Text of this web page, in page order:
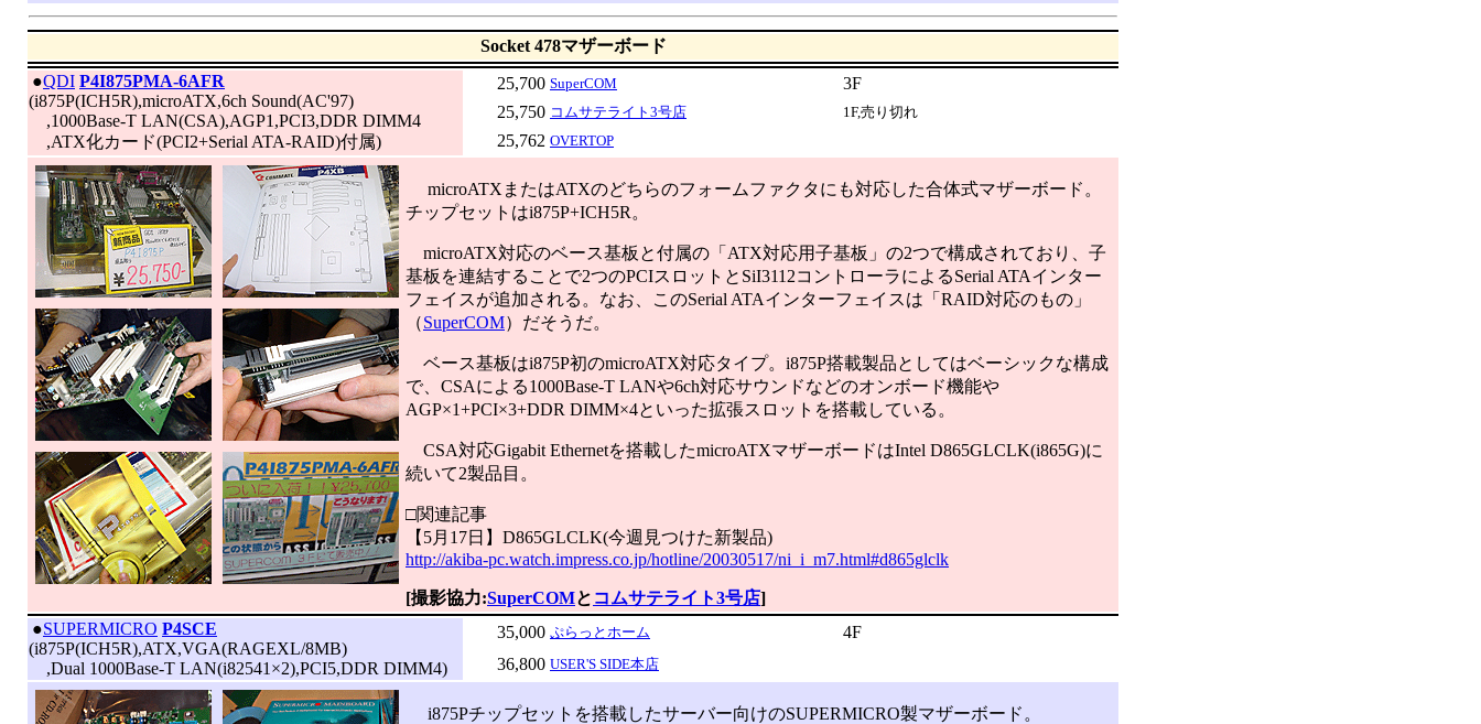
Socket 478マザーボード
●QDI P4I875PMA-6AFR
(i875P(ICH5R),microATX,6ch Sound(AC'97)
,1000Base-T LAN(CSA),AGP1,PCI3,DDR DIMM4
,ATX化カード(PCI2+Serial ATA-RAID)付属)
25,700 SuperCOM
3F
25,750 コムサテライト3号店 1F,売り切れ
25,762 OVERTOP
microATXまたはATXのどちらのフォームファクタにも対応した合体式マザーボード。
チップセットはi875P+ICH5R。
microATX対応のベース基板と付属の「ATX対応用子基板」の2つで構成されており、子
基板を連結することで2つのPCIスロットとSiI3112コントローラによるSerial ATAインター
フェイスが追加される。なお、このSerial ATAインターフェイスは「RAID対応のもの」
（SuperCOM）だそうだ。
ベース基板はi875P初のmicroATX対応タイプ。i875P搭載製品としてはベーシックな構成
で、CSAによる1000Base-T LANや6ch対応サウンドなどのオンボード機能や
AGP×1+PCI×3+DDR DIMM×4といった拡張スロットを搭載している。
CSA対応Gigabit Ethernetを搭載したmicroATXマザーボードはIntel D865GLCLK(i865G)に
続いて2製品目。
□関連記事
【5月17日】D865GLCLK(今週見つけた新製品)
http://akiba-pc.watch.impress.co.jp/hotline/20030517/ni_i_m7.html#d865glclk
[撮影協力:SuperCOMと コムサテライト3号店]
●SUPERMICRO P4SCE
(i875P(ICH5R),ATX,VGA(RAGEXL/8MB)
,Dual 1000Base-T LAN(i82541×2),PCI5,DDR DIMM4)
35,000 ぷらっとホーム
4F
36,800 USER'S SIDE本店
i875Pチップセットを搭載したサーバー向けのSUPERMICRO製マザーボード。